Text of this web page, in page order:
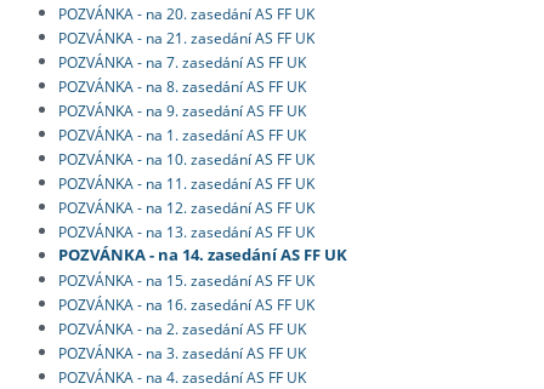
POZVÁNKA - na 20. zasedání AS FF UK
POZVÁNKA - na 21. zasedání AS FF UK
POZVÁNKA - na 7. zasedání AS FF UK
POZVÁNKA - na 8. zasedání AS FF UK
POZVÁNKA - na 9. zasedání AS FF UK
POZVÁNKA - na 1. zasedání AS FF UK
POZVÁNKA - na 10. zasedání AS FF UK
POZVÁNKA - na 11. zasedání AS FF UK
POZVÁNKA - na 12. zasedání AS FF UK
POZVÁNKA - na 13. zasedání AS FF UK
POZVÁNKA - na 14. zasedání AS FF UK
POZVÁNKA - na 15. zasedání AS FF UK
POZVÁNKA - na 16. zasedání AS FF UK
POZVÁNKA - na 2. zasedání AS FF UK
POZVÁNKA - na 3. zasedání AS FF UK
POZVÁNKA - na 4. zasedání AS FF UK